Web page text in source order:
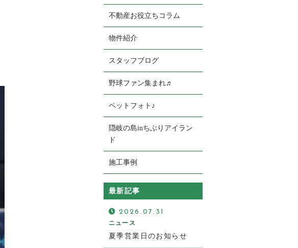
お電話の受付
0120-920-380
営業時間：9：00～18：00
定休日：火曜日・水曜日
不動産お役立ちコラム
物件紹介
スタッフブログ
野球ファン集まれ♬
ペットフォト♪
隠岐の島inちぶりアイラン
ド
施工事例
最新記事
2026.07.31
ニュース
夏季営業日のお知らせ